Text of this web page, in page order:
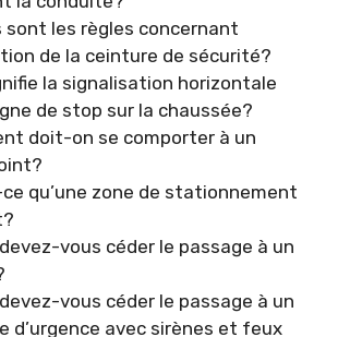
sont les règles concernant
de la ceinture de sécurité?
la signalisation horizontale
de stop sur la chaussée?
doit-on se comporter à un
ce qu’une zone de stationnement
vous céder le passage à un
vous céder le passage à un
d’urgence avec sirènes et feux